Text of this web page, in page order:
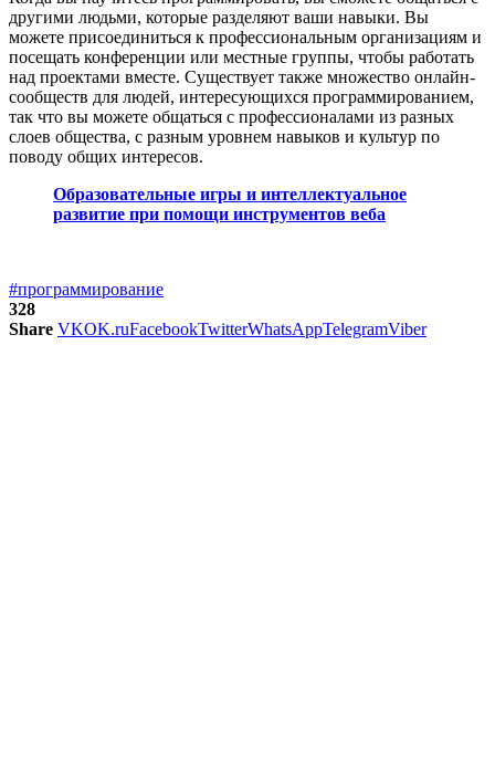
другими людьми, которые разделяют ваши навыки. Вы
можете присоединиться к профессиональным организациям и
посещать конференции или местные группы, чтобы работать
над проектами вместе. Существует также множество онлайн-
сообществ для людей, интересующихся программированием,
так что вы можете общаться с профессионалами из разных
слоев общества, с разным уровнем навыков и культур по
поводу общих интересов.
Образовательные игры и интеллектуальное
развитие при помощи инструментов веба
#программирование
328
Share VKOK.ruFacebookTwitterWhatsAppTelegramViber